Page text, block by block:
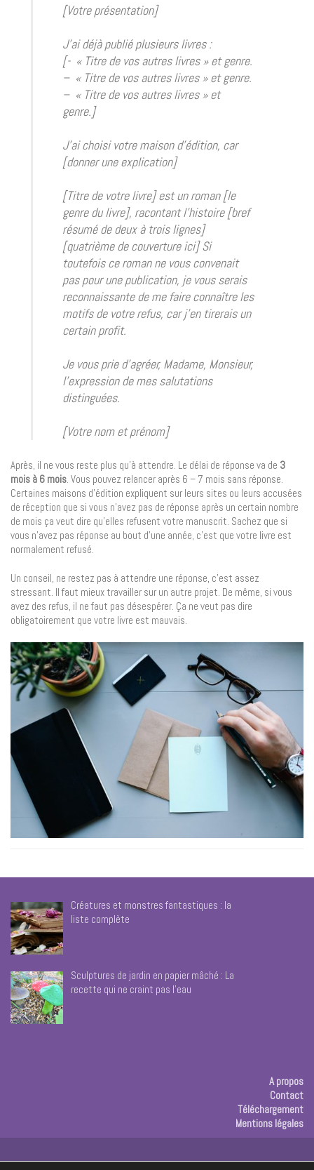
[Votre présentation]
J’ai déjà publié plusieurs livres :
[- « Titre de vos autres livres » et genre.
– « Titre de vos autres livres » et genre.
– « Titre de vos autres livres » et
genre.]
J’ai choisi votre maison d’édition, car
[donner une explication]
[Titre de votre livre] est un roman [le
genre du livre], racontant l’histoire [bref
résumé de deux à trois lignes]
[quatrième de couverture ici] Si
toutefois ce roman ne vous convenait
pas pour une publication, je vous serais
reconnaissante de me faire connaître les
motifs de votre refus, car j’en tirerais un
certain profit.
Je vous prie d’agréer, Madame, Monsieur,
l’expression de mes salutations
distinguées.
[Votre nom et prénom]
Après, il ne vous reste plus qu’à attendre. Le délai de réponse va de 3
mois à 6 mois . Vous pouvez relancer après 6 – 7 mois sans réponse.
Certaines maisons d’édition expliquent sur leurs sites ou leurs accusées
de réception que si vous n’avez pas de réponse après un certain nombre
de mois ça veut dire qu’elles refusent votre manuscrit. Sachez que si
vous n’avez pas réponse au bout d’une année, c’est que votre livre est
normalement refusé.
Un conseil, ne restez pas à attendre une réponse, c’est assez
stressant. Il faut mieux travailler sur un autre projet. De même, si vous
avez des refus, il ne faut pas désespérer. Ça ne veut pas dire
obligatoirement que votre livre est mauvais.
Créatures et monstres fantastiques : la
liste complète
Sculptures de jardin en papier mâché : La
recette qui ne craint pas l’eau
A propos
Contact
Téléchargement
Mentions légales